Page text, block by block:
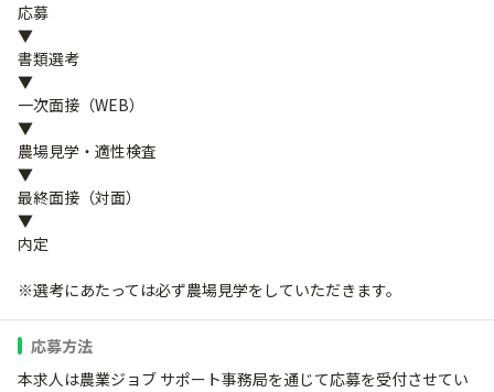
応募
▼
書類選考
▼
一次面接（WEB）
▼
農場見学・適性検査
▼
最終面接（対面）
▼
内定
※選考にあたっては必ず農場見学をしていただきます。
応募方法
本求人は農業ジョブ サポート事務局を通じて応募を受付させてい